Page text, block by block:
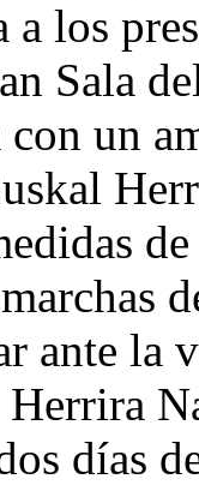
a los
Sala
un
ante la
días